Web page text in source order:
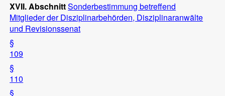
XVII. AbschnittSonderbestimmung betreffend
Mitglieder der Disziplinarbehörden, Disziplinaranwälte
und Revisionssenat
§
109
§
110
§